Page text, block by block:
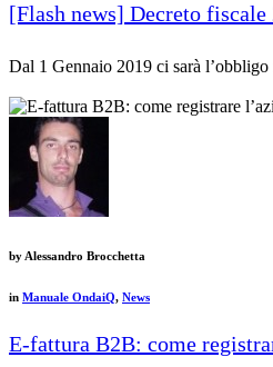
[Flash news] Decreto
Dal 1 Gennaio 2019 ci sarà
by Alessandro Brocchetta
in Manuale OndaiQ, News
E-fattura B2B: come